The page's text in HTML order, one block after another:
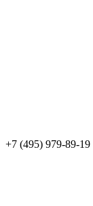
+7 (495) 979-89-19